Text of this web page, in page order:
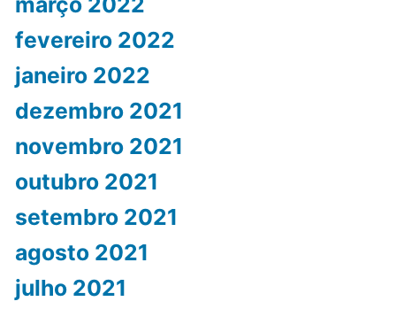
fevereiro 2022
janeiro 2022
dezembro 2021
novembro 2021
outubro 2021
setembro 2021
agosto 2021
julho 2021